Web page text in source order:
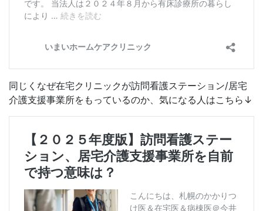
同じくなぜ在宅クリニックが訪問看護ステーション/居宅
介護支援事業所をもっているのか、気になる人はこちら↓